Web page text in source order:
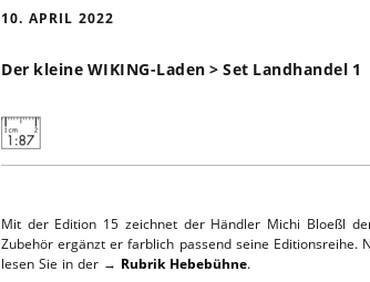
ERSATZTEIL-SERVICE
HEBEBÜHNE 2021
HEBEBÜHNE 2020
HEBEBÜHNE 2019
10. APRIL 2022
Der kleine WIKING-Laden > Set Landhandel 1
Mit der Edition 15 zeichnet der Händler Michi Bloeßl
Zubehör ergänzt er farblich passend seine Editionsreihe.
lesen Sie in der → Rubrik Hebebühne.